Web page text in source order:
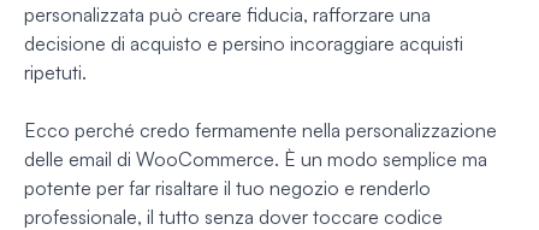
personalizzata può creare fiducia, rafforzare una
decisione di acquisto e persino incoraggiare acquisti
ripetuti.
Ecco perché credo fermamente nella personalizzazione
delle email di WooCommerce. È un modo semplice ma
potente per far risaltare il tuo negozio e renderlo
professionale, il tutto senza dover toccare codice